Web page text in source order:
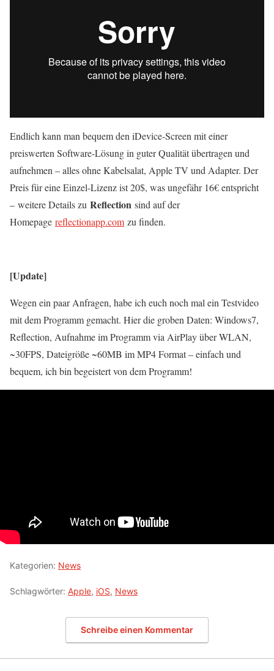
Endlich kann man bequem den iDevice-Screen mit einer
preiswerten Software-Lösung in guter Qualität übertragen und
aufnehmen – alles ohne Kabelsalat, Apple TV und Adapter. Der
Preis für eine Einzel-Lizenz ist 20$, was ungefähr 16€ entspricht
– weitere Details zu Reflection sind auf der
Homepage reflectionapp.com zu finden.
[Update]
Wegen ein paar Anfragen, habe ich euch noch mal ein Testvideo
mit dem Programm gemacht. Hier die groben Daten: Windows7,
Reflection, Aufnahme im Programm via AirPlay über WLAN,
~30FPS, Dateigröße ~60MB im MP4 Format – einfach und
bequem, ich bin begeistert von dem Programm!
Kategorien: News
Schlagwörter: Apple, iOS, News
Schreibe einen Kommentar